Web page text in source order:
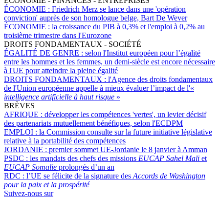
ÉCONOMIE : Friedrich Merz se lance dans une 'opération
conviction' auprès de son homologue belge, Bart De Wever
ÉCONOMIE : la croissance du PIB à 0,3% et l'emploi à 0,2% au
troisième trimestre dans l'Eurozone
DROITS FONDAMENTAUX - SOCIÉTÉ
ÉGALITÉ DE GENRE : selon l'Institut européen pour l’égalité
entre les hommes et les femmes, un demi-siècle est encore nécessaire
à l'UE pour atteindre la pleine égalité
DROITS FONDAMENTAUX : l'Agence des droits fondamentaux
de l'Union européenne appelle à mieux évaluer l’impact de l'«
intelligence artificielle à haut risque »
BRÈVES
AFRIQUE : développer les compétences 'vertes', un levier décisif
des partenariats mutuellement bénéfiques, selon l'ECDPM
EMPLOI : la Commission consulte sur la future initiative législative
relative à la portabilité des compétences
JORDANIE : premier sommet UE-Jordanie le 8 janvier à Amman
PSDC : les mandats des chefs des missions EUCAP Sahel Mali et
EUCAP Somalie prolongés d’un an
RDC : l’UE se félicite de la signature des Accords de Washington
pour la paix et la prospérité
Suivez-nous sur